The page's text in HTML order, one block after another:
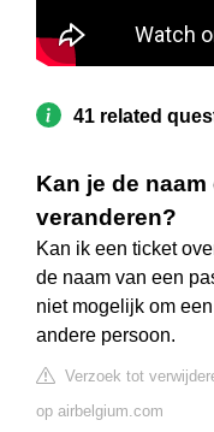
41 related
Kan je de
veranderen?
Kan ik een ticket
de naam van een
niet mogelijk om
andere persoon.
Verzoek tot
op airbelgium.com